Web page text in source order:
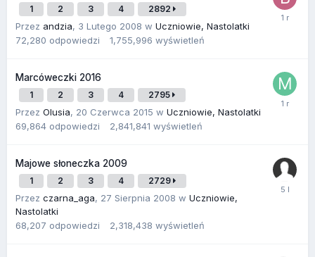
1 2 3 4 2892
Przez andzia, 3 Lutego 2008 w Uczniowie, Nastolatki
72,280 odpowiedzi 1,755,996 wyświetleń
Marcóweczki 2016
1 2 3 4 2795
Przez Olusia, 20 Czerwca 2015 w Uczniowie, Nastolatki
69,864 odpowiedzi 2,841,841 wyświetleń
Majowe słoneczka 2009
1 2 3 4 2729
Przez czarna_aga, 27 Sierpnia 2008 w Uczniowie,
Nastolatki
68,207 odpowiedzi 2,318,438 wyświetleń